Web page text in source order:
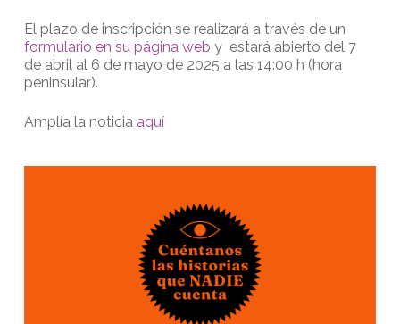
El plazo de inscripción se realizará a través de un
formulario en su página web y estará abierto del 7
de abril al 6 de mayo de 2025 a las 14:00 h (hora
peninsular).
Amplía la noticia aquí